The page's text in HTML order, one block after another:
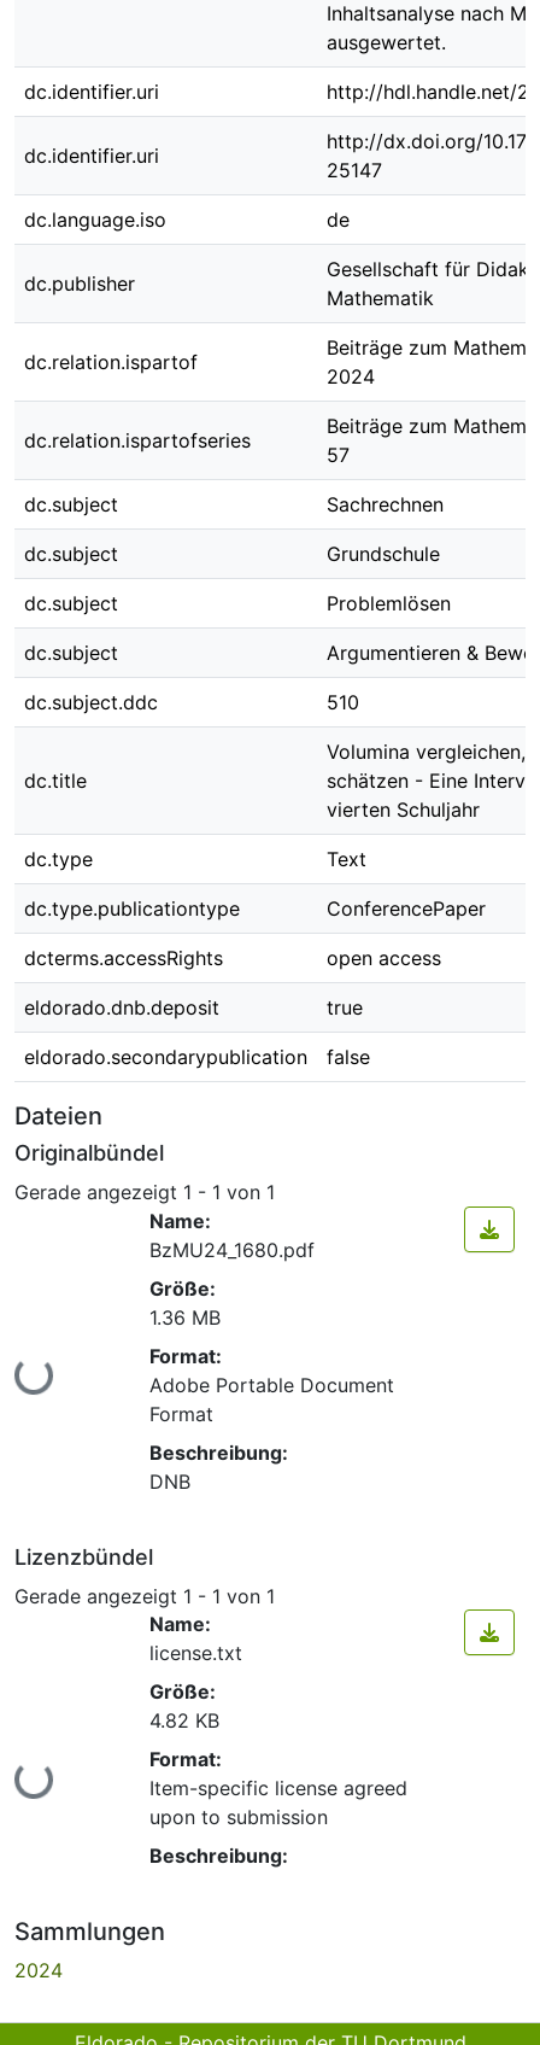
Inhaltsanalyse nach
ausgewertet.
dc.identifier.uri http://hdl.handle.net/
dc.identifier.uri
http://dx.doi.org/
25147
dc.language.iso de
dc.publisher
Gesellschaft für
Mathematik
dc.relation.ispartof
Beiträge zum
2024
dc.relation.ispartofseries
Beiträge zum
57
dc.subject Sachrechnen
dc.subject Grundschule
dc.subject Problemlösen
dc.subject Argumentieren &
dc.subject.ddc 510
dc.title
Volumina vergleichen,
schätzen - Eine
vierten Schuljahr
dc.type Text
dc.type.publicationtype ConferencePaper
dcterms.accessRights open access
eldorado.dnb.deposit true
eldorado.secondarypublication false
Dateien
Originalbündel
Gerade angezeigt 1 - 1 von 1
Lade...
Name:
BzMU24_1680.pdf
Größe:
1.36 MB
Format:
Adobe Portable Document
Format
Beschreibung:
DNB
Lizenzbündel
Gerade angezeigt 1 - 1 von 1
Lade...
Name:
license.txt
Größe:
4.82 KB
Format:
Item-specific license agreed
upon to submission
Beschreibung:
Sammlungen
2024